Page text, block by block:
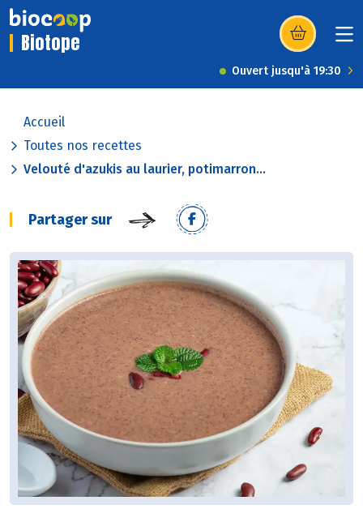
Biotope (s’ouvre dans
Ouvert jusqu'à 19:30
Accueil
Toutes nos recettes
Velouté d'azukis au laurier, potimarron...
Partager sur